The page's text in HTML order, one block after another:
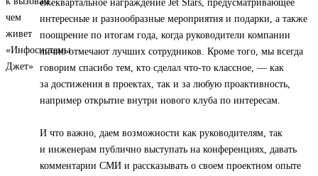
ежеквартальное награждение Jet Stars, предусматривающее
интересные и разнообразные мероприятия и подарки, а также
поощрение по итогам года, когда руководители компании
лично отмечают лучших сотрудников. Кроме того, мы всегда
говорим спасибо тем, кто сделал что-то классное, — как
за достижения в проектах, так и за любую проактивность,
например открытие внутри нового клуба по интересам.
И что важно, даем возможности как руководителям, так
и инженерам публично выступать на конференциях, давать
комментарии СМИ и рассказывать о своем проектном опыте